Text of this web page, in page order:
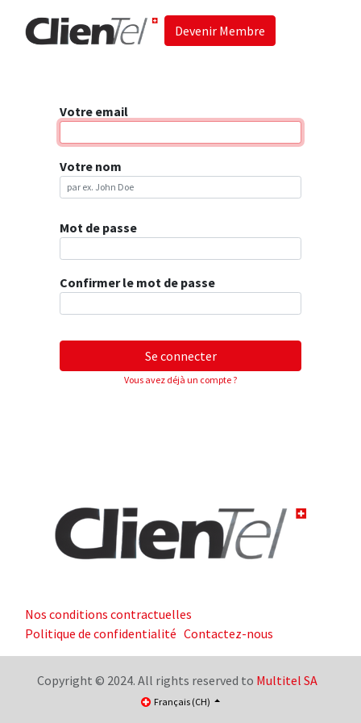
Devenir Membre
Votre email
Votre nom
Mot de passe
Confirmer le mot de passe
Se connecter
Vous avez déjà un compte ?
Nos conditions contractuelles
Politique de confidentialité Contactez-nous
Copyright © 2024. All rights reserved to Multitel SA
Français (CH)